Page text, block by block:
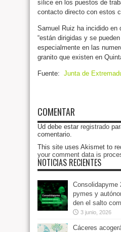
sílice en los puestos de
contacto directo con estos
Samuel Ruiz ha incidido en
“están dirigidas y se
especialmente en las
granito que existen en
Fuente: Junta de
COMENTAR
Ud debe estar registrado
comentario.
This site uses Akismet to
your comment data is
NOTICIAS RECIENTES
Consolidapyme
pymes y
den el salto
3 junio, 2026
Cáceres